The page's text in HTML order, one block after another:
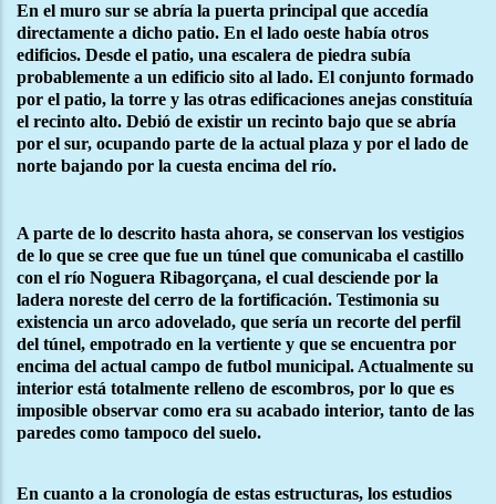
En el muro sur se abría la puerta principal que accedía
directamente a dicho patio. En el lado oeste había otros
edificios. Desde el patio, una escalera de piedra subía
probablemente a un edificio sito al lado. El conjunto formado
por el patio, la torre y las otras edificaciones anejas constituía
el recinto alto. Debió de existir un recinto bajo que se abría
por el sur, ocupando parte de la actual plaza y por el lado de
norte bajando por la cuesta encima del río.
A parte de lo descrito hasta ahora, se conservan los vestigios
de lo que se cree que fue un túnel que comunicaba el castillo
con el río Noguera Ribagorçana, el cual desciende por la
ladera noreste del cerro de la fortificación. Testimonia su
existencia un arco adovelado, que sería un recorte del perfil
del túnel, empotrado en la vertiente y que se encuentra por
encima del actual campo de futbol municipal. Actualmente su
interior está totalmente relleno de escombros, por lo que es
imposible observar como era su acabado interior, tanto de las
paredes como tampoco del suelo.
En cuanto a la cronología de estas estructuras, los estudios